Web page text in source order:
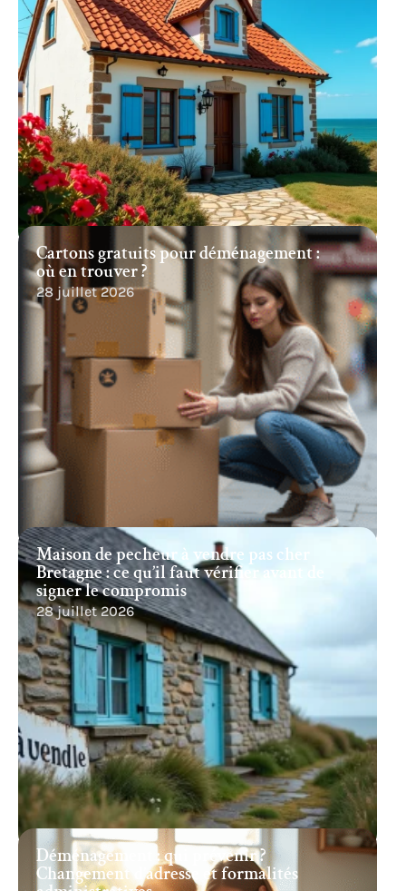
Cartons gratuits pour déménagement :
où en trouver ?
28 juillet 2026
Maison de pecheur à vendre pas cher
Bretagne : ce qu’il faut vérifier avant de
signer le compromis
28 juillet 2026
Déménagement : qui prévenir ?
Changement d’adresse et formalités